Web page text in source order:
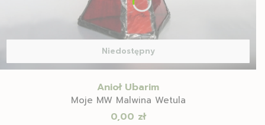
Niedostępny
Anioł Ubarim
Moje MW Malwina Wetula
Cena
0,00 zł